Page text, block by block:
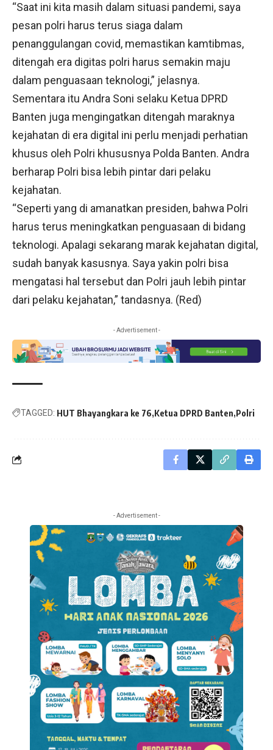
“Saat ini kita masih dalam situasi pandemi, saya
pesan polri harus terus siaga dalam
penanggulangan covid, memastikan kamtibmas,
ditengah era digitas polri harus semakin maju
dalam penguasaan teknologi,” jelasnya.
Sementara itu Andra Soni selaku Ketua DPRD
Banten juga mengingatkan ditengah maraknya
kejahatan di era digital ini perlu menjadi perhatian
khusus oleh Polri khususnya Polda Banten. Andra
berharap Polri bisa lebih pintar dari pelaku
kejahatan.
“Seperti yang di amanatkan presiden, bahwa Polri
harus terus meningkatkan penguasaan di bidang
teknologi. Apalagi sekarang marak kejahatan digital,
sudah banyak kasusnya. Saya yakin polri bisa
mengatasi hal tersebut dan Polri jauh lebih pintar
dari pelaku kejahatan,” tandasnya. (Red)
- Advertisement -
TAGGED: HUT Bhayangkara ke 76 Ketua DPRD Banten Polri
- Advertisement -